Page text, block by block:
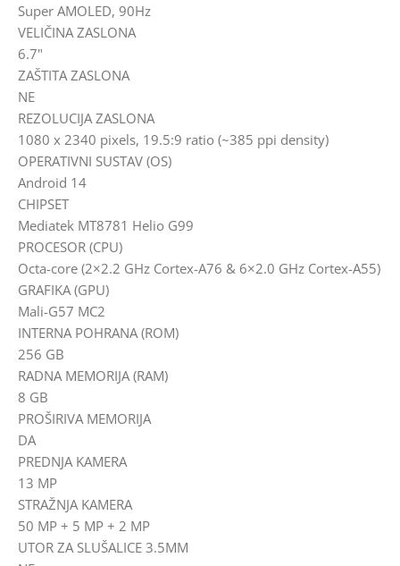
Super AMOLED, 90Hz
VELIČINA ZASLONA
6.7"
ZAŠTITA ZASLONA
NE
REZOLUCIJA ZASLONA
1080 x 2340 pixels, 19.5:9 ratio (~385 ppi density)
OPERATIVNI SUSTAV (OS)
Android 14
CHIPSET
Mediatek MT8781 Helio G99
PROCESOR (CPU)
Octa-core (2×2.2 GHz Cortex-A76 & 6×2.0 GHz Cortex-A55)
GRAFIKA (GPU)
Mali-G57 MC2
INTERNA POHRANA (ROM)
256 GB
RADNA MEMORIJA (RAM)
8 GB
PROŠIRIVA MEMORIJA
DA
PREDNJA KAMERA
13 MP
STRAŽNJA KAMERA
50 MP + 5 MP + 2 MP
UTOR ZA SLUŠALICE 3.5MM